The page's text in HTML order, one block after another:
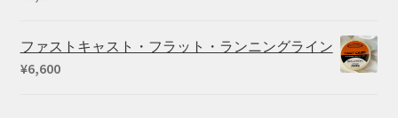
ファストキャスト・フラット・ランニングライン
¥6,600